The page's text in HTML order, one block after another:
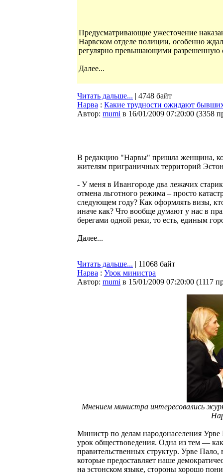
Предусматривающие ужесточение
Нарвском отделе полиции, особенно
регулярно превышающими разрешенную
Далее...
Читать дальше... | 4748 байт
Нарва : Какие трудности ожидают
Автор: mumi в 16/01/2009 07:20:00 (3358
В редакцию "Нарвы" пришла женщина,
жителям приграничных территорий
- У меня в Ивангороде два лежачих
отмена льготного режима – просто
следующем году? Как оформлять визы,
иначе как? Что вообще думают у нас в
берегами одной реки, то есть, единым
Далее...
Читать дальше... | 11068 байт
Нарва : Урок министра
Автор: mumi в 15/01/2009 07:20:00 (1117
Мнением министра интересовались
Министр по делам народонаселения
урок обществоведения. Одна из тем —
правительственных структур. Урве Пало,
которые предоставляет наше
на эстонском языке, стороны хорошо